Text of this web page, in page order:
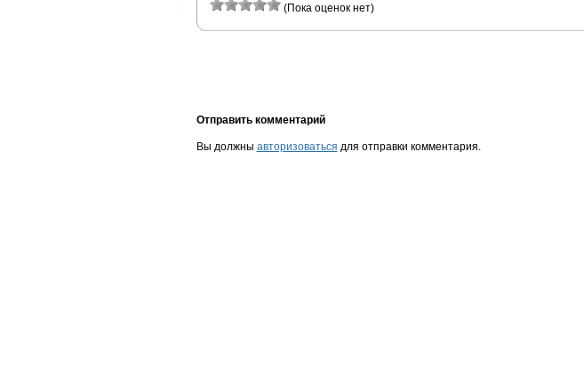
(Пока оценок нет)
Отправить комментарий
Вы должны авторизоваться для отправки комментария.